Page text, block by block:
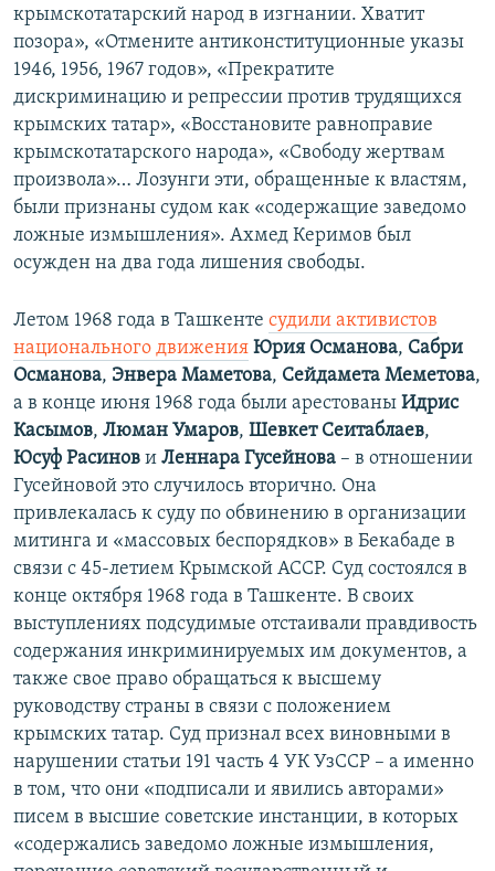
крымскотатарский народ в изгнании. Хватит
позора», «Отмените антиконституционные указы
1946, 1956, 1967 годов», «Прекратите
дискриминацию и репрессии против трудящихся
крымских татар», «Восстановите равноправие
крымскотатарского народа», «Свободу жертвам
произвола»… Лозунги эти, обращенные к властям,
были признаны судом как «содержащие заведомо
ложные измышления». Ахмед Керимов был
осужден на два года лишения свободы.
Летом 1968 года в Ташкенте судили активистов
национального движения Юрия Османова, Сабри
Османова, Энвера Маметова, Сейдамета Меметова,
а в конце июня 1968 года были арестованы Идрис
Касымов, Люман Умаров, Шевкет Сеитаблаев,
Юсуф Расинов и Леннара Гусейнова – в отношении
Гусейновой это случилось вторично. Она
привлекалась к суду по обвинению в организации
митинга и «массовых беспорядков» в Бекабаде в
связи с 45-летием Крымской АССР. Суд состоялся в
конце октября 1968 года в Ташкенте. В своих
выступлениях подсудимые отстаивали правдивость
содержания инкриминируемых им документов, а
также свое право обращаться к высшему
руководству страны в связи с положением
крымских татар. Суд признал всех виновными в
нарушении статьи 191 часть 4 УК УзССР – а именно
в том, что они «подписали и явились авторами»
писем в высшие советские инстанции, в которых
«содержались заведомо ложные измышления,